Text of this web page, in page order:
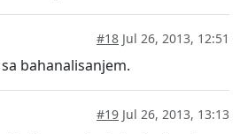
#18 Jul 26, 2013, 12:51
bahanalisanjem.
#19 Jul 26, 2013, 13:13